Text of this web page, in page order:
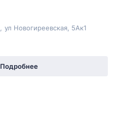
ул Новогиреевская , 5Ак1
Подробнее